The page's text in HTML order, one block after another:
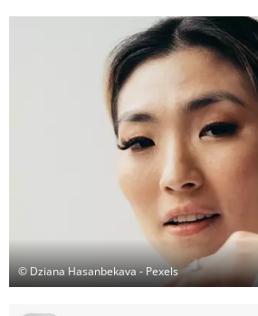
© Dziana Hasanbekava - Pexels